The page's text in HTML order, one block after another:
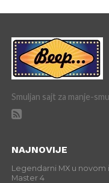
Smuljan sajt za manje-
NAJNOVIJE
Legendarni MX u
Master 4